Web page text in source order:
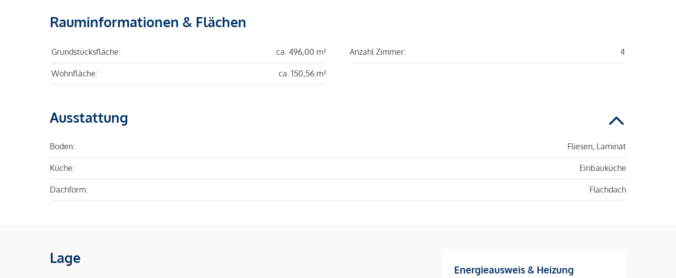
Rauminformationen & Flächen
Grundstücksfläche: ca. 496,00 m²
Wohnfläche: ca. 150,56 m²
Anzahl Zimmer: 4
Ausstattung
Boden: Fliesen, Laminat
Küche: Einbauküche
Dachform: Flachdach
Lage
Energieausweis & Heizung